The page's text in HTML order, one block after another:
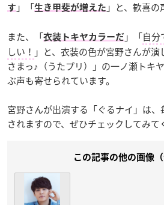
す 」「生き甲斐が増えた 」と、歓喜の
また、「衣装トキヤカラーだ 」「自分
しい！ 」と、衣装の色が宮野さんが
さまっ♪（うたプリ）」の一ノ瀬トキ
ぶ声も寄せられています。
宮野さんが出演する「ぐるナイ」は
されますので、ぜひチェックしてみて
この記事の他の画像（